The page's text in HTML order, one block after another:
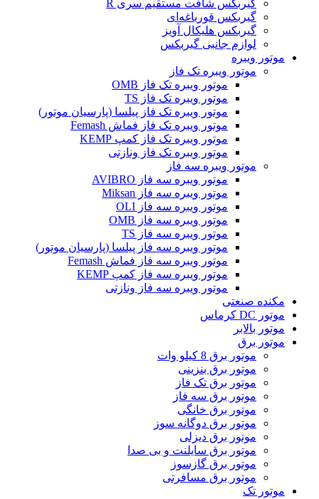
گیربکس شافت مستقیم سری R
گیربکس قورباغه‌ای
گیربکس هلیکال آویز
لوازم جانبی گیربکس
موتور ویبره
موتور ویبره تک فاز
موتور ویبره تک فاز OMB
موتور ویبره تک فاز TS
موتور ویبره تک فاز پیلسا (پارسیان موتور)
موتور ویبره تک فاز فماش Femash
موتور ویبره تک فاز کمپ KEMP
موتور ویبره تک فاز ونازتی
موتور ویبره سه فاز
موتور ویبره سه فاز AVIBRO
موتور ویبره سه فاز Miksan
موتور ویبره سه فاز OLI
موتور ویبره سه فاز OMB
موتور ویبره سه فاز TS
موتور ویبره سه فاز پیلسا (پارسیان موتور)
موتور ویبره سه فاز فماش Femash
موتور ویبره سه فاز کمپ KEMP
موتور ویبره سه فاز ونازتی
مکنده صنعتی
موتور DC کرماس
موتور بالابر
موتور برق
موتور برق 8 کیلو وات
موتور برق بنزینی
موتور برق تک فاز
موتور برق سه فاز
موتور برق خانگی
موتور برق دوگانه سوز
موتور برق دیزلی
موتور برق سایلنت و بی صدا
موتور برق گازسوز
موتور برق مسافرتی
موتور تک